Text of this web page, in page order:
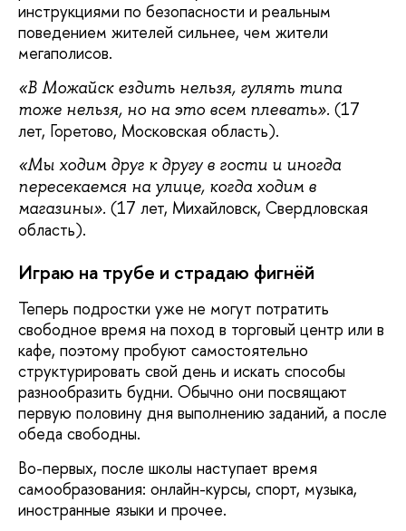
инструкциями по безопасности и реальным
поведением жителей сильнее, чем жители
мегаполисов.
«В Можайск ездить нельзя, гулять типа
тоже нельзя, но на это всем плевать». (17
лет, Горетово, Московская область).
«Мы ходим друг к другу в гости и иногда
пересекаемся на улице, когда ходим в
магазины». (17 лет, Михайловск, Свердловская
область).
Играю на трубе и страдаю фигнёй
Теперь подростки уже не могут потратить
свободное время на поход в торговый центр или в
кафе, поэтому пробуют самостоятельно
структурировать свой день и искать способы
разнообразить будни. Обычно они посвящают
первую половину дня выполнению заданий, а после
обеда свободны.
Во-первых, после школы наступает время
самообразования: онлайн-курсы, спорт, музыка,
иностранные языки и прочее.